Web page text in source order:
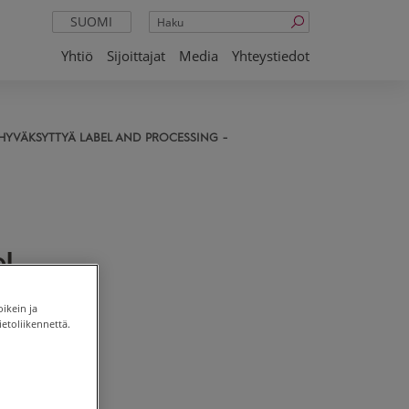
SUOMI
Haku
Yhtiö
Sijoittajat Media Yhteystiedot
LABEL AND PROCESSING -
ja